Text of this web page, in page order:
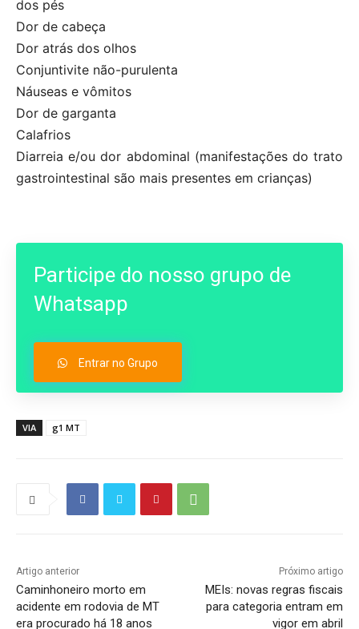
dos pés
Dor de cabeça
Dor atrás dos olhos
Conjuntivite não-purulenta
Náuseas e vômitos
Dor de garganta
Calafrios
Diarreia e/ou dor abdominal (manifestações do trato
gastrointestinal são mais presentes em crianças)
Participe do nosso grupo de
Whatsapp
Entrar no Grupo
VIA g1 MT
Artigo anterior
Caminhoneiro morto em
acidente em rodovia de MT
era procurado há 18 anos
Próximo artigo
MEIs: novas regras fiscais
para categoria entram em
vigor em abril